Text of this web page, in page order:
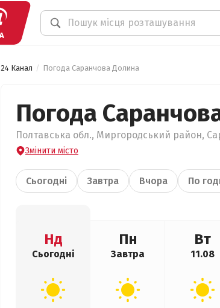
24 Канал Погода Саранчова Долина
Погода
Полтавська обл., Миргородський район,
Змінити місто
Сьогодні Завтра Вчора По
Нд
Сьогодні
Пн
Завтра
Вт
11.08